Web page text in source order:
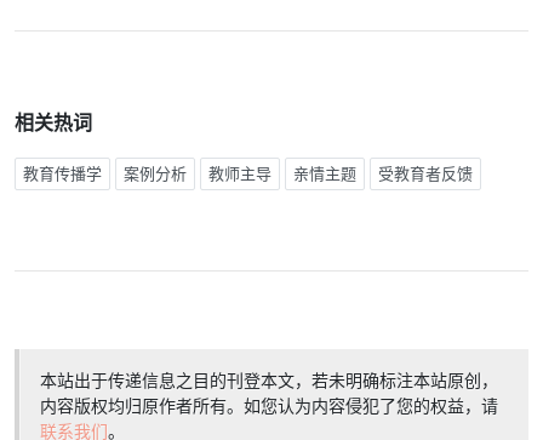
相关热词
教育传播学 案例分析 教师主导 亲情主题 受教育者反馈
本站出于传递信息之目的刊登本文，若未明确标注本站原创，
内容版权均归原作者所有。如您认为内容侵犯了您的权益，请
联系我们。